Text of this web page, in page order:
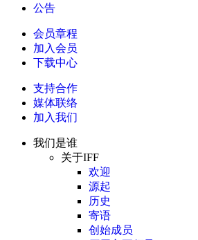
公告
会员章程
加入会员
下载中心
支持合作
媒体联络
加入我们
我们是谁
关于IFF
欢迎
源起
历史
寄语
创始成员